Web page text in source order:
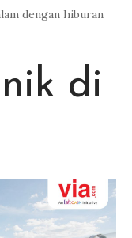
dengan hiburan
di